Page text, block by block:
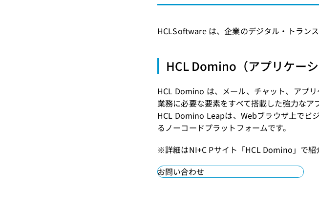
HCLSoftware は、企業のデジタル・トラン
HCL Domino（アプリケーシ
HCL Domino は、メール、チャット、アプ
業務に必要な要素をすべて搭載した強力なア
HCL Domino Leapは、Webブラウザ上でビ
るノーコードプラットフォームです。
※詳細はNI+C Pサイト「HCL Domino 」で紹
お問い合わせ